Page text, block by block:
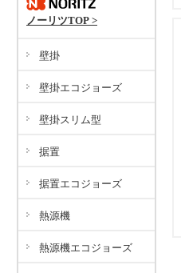
ノーリツTOP >
壁掛
壁掛エコジョーズ
壁掛スリム型
据置
据置エコジョーズ
熱源機
熱源機エコジョーズ